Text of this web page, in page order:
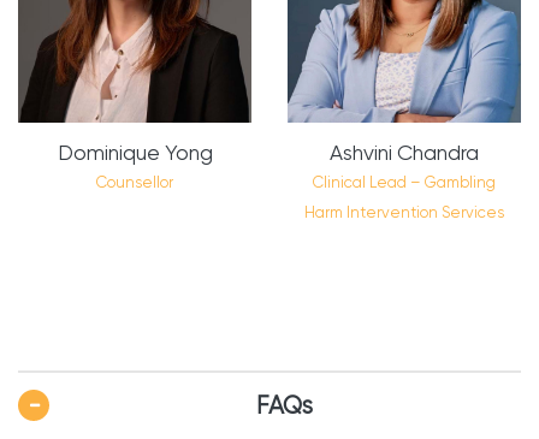
Dominique Yong
Counsellor
Ashvini Chandra
Clinical Lead – Gambling
Harm Intervention Services
FAQs